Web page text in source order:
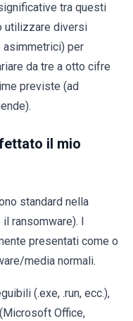
tra questi
utilizzare diversi
per
da tre a otto cifre
previste (ad
il mio
standard nella
ransomware). I
presentati come o
media normali.
(.exe, .run, ecc.),
Office,